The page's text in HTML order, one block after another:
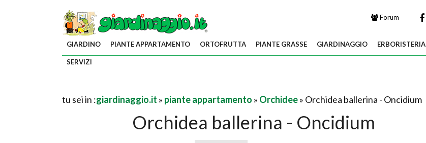
Forum
GIARDINO PIANTE APPARTAMENTO ORTOFRUTTA PIANTE GRASSE GIARDINAGGIO ERBORISTERIA
SERVIZI
tu sei in :giardinaggio.it » piante appartamento » Orchidee» Orchidea ballerina - Oncidium
Orchidea ballerina - Oncidium